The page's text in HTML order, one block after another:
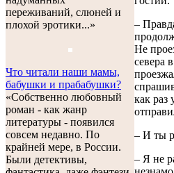
переживаний, слюней и
плохой эротики...»
Что читали наши мамы,
бабушки и прабабушки?
«Собственно любовный
роман - как жанр
литературы - появился
совсем недавно. По
крайней мере, в России.
Были детективы,
–
Не
севера
как раз
– И ты
– Я не